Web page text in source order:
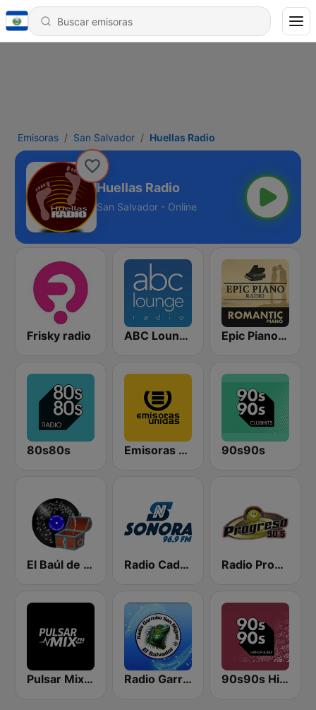
Emisoras San Salvador Huellas Radio
Huellas Radio
San Salvador - Online
Frisky radio ABC Lounge Jazz Epic Piano - ROMANTIC PIANO
80s80s Emisoras Unidas 90s90s
El Baúl de los recuerdos Radio Cadena Sonora Radio Progreso
Pulsar Mix FM Radio Garrobo El Salvador 90s90s Hiphop & Rap